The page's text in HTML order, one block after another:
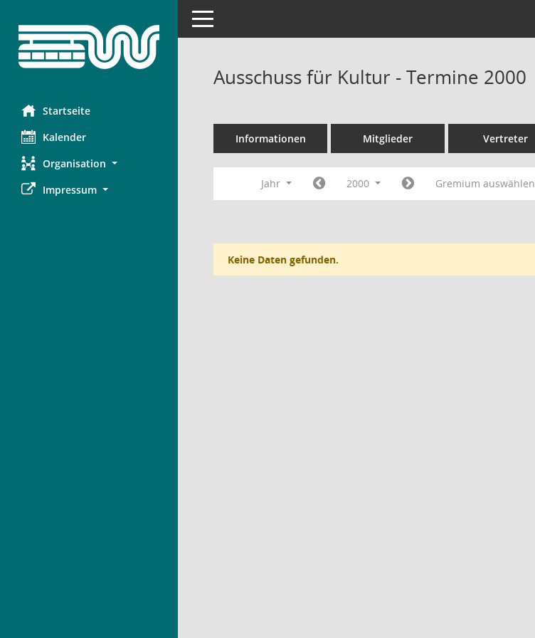
Startseite
Kalender
Organisation
Impressum
Toggle navigation
Ausschuss für Kultur - Termine 2000
Informationen Mitglieder Vertreter
Jahr 2000 Gremium auswählen
Keine Daten gefunden.